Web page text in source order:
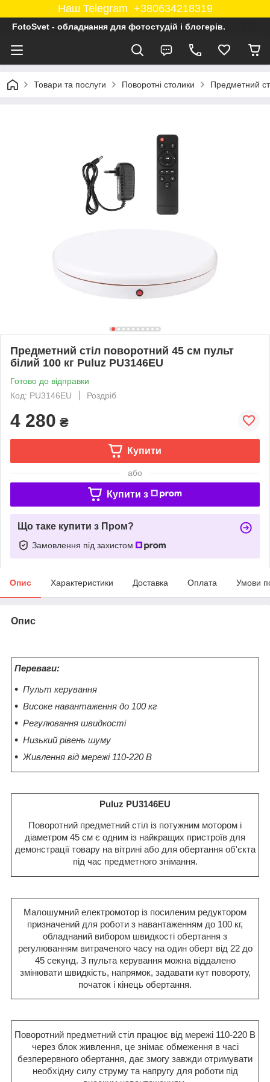
Наш Telegram +380634218319
FotoSvet - обладнання для фотостудій і блогерів.
Товари та послуги Поворотні столики Предметний
Предметний стіл поворотний 45 см пульт
білий 100 кг Puluz PU3146EU
Готово до відправки
Код: PU3146EU
Роздріб
4 280 ₴
Купити
або
Купити з
Що таке купити з Пром?
Замовлення під захистом
Опис Характеристики Доставка Оплата Умови
Опис
Переваги:
Пульт керування
Високе навантаження до 100 кг
Регулювання швидкості
Низький рівень шуму
Живлення від мережі 110-220 В
Puluz PU3146EU
Поворотний предметний стіл із потужним мотором і
діаметром 45 см є одним із найкращих пристроїв для
демонстрації товару на вітрині або для обертання об'єкта
під час предметного знімання.
Малошумний електромотор із посиленим редуктором
призначений для роботи з навантаженням до 100 кг,
обладнаний вибором швидкості обертання з
регулюванням витраченого часу на один оберт від 22 до
45 секунд. З пульта керування можна віддалено
змінювати швидкість, напрямок, задавати кут повороту,
початок і кінець обертання.
Поворотний предметний стіл працює від мережі 110-220 В
через блок живлення, це знімає обмеження в часі
безперервного обертання, дає змогу завжди отримувати
необхідну силу струму та напругу для роботи під